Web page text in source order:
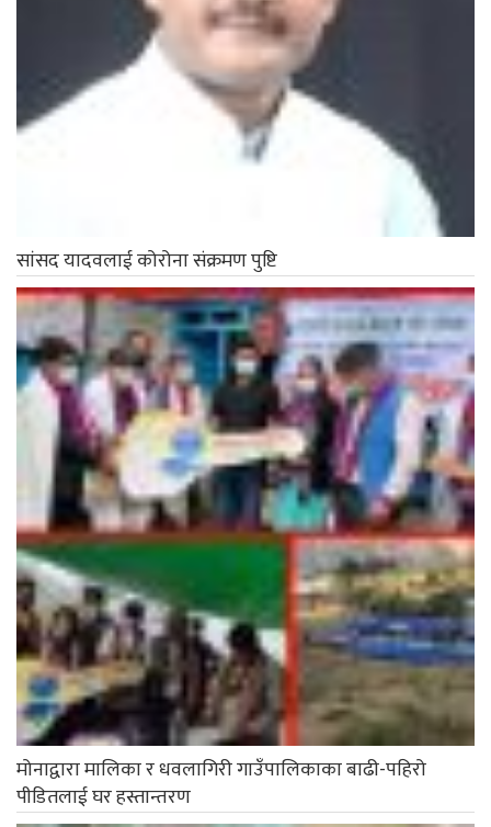
सांसद यादवलाई कोरोना संक्रमण पुष्टि
मोनाद्वारा मालिका र धवलागिरी गाउँपालिकाका बाढी-पहिरो
पीडितलाई घर हस्तान्तरण